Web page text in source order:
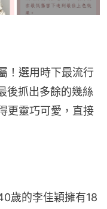
！選用時下最流行
後抓出多餘的幾絲
更靈巧可愛，直接
歲的李佳穎擁有18